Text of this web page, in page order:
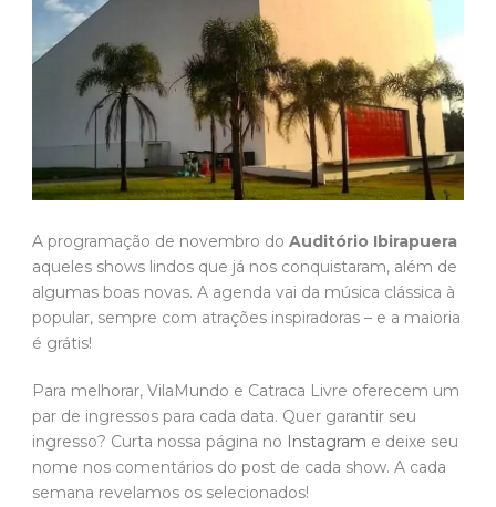
A programação de novembro do Auditório Ibirapuera
aqueles shows lindos que já nos conquistaram, além de
algumas boas novas. A agenda vai da música clássica à
popular, sempre com atrações inspiradoras – e a maioria
é grátis!
Para melhorar, VilaMundo e Catraca Livre oferecem um
par de ingressos para cada data. Quer garantir seu
ingresso? Curta nossa página no
Instagram e deixe seu
nome nos comentários do post de cada show. A cada
semana revelamos os selecionados!